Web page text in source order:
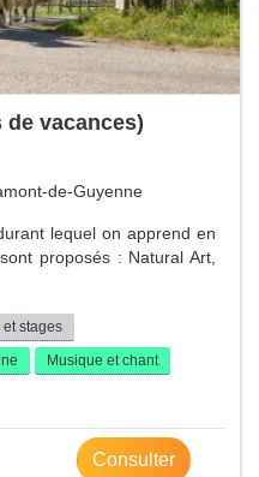
vacances)
de-Guyenne
lequel on apprend en
proposés : Natural Art,
stages
Musique et chant
Consulter